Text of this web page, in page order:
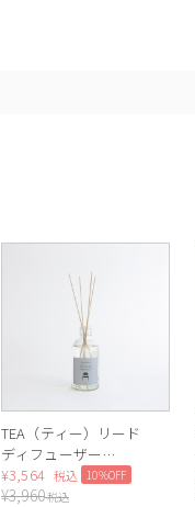
TEA（ティー）リード
ディフューザー
（Black tea）
¥3,564 税込 10%OFF
¥3,960税込